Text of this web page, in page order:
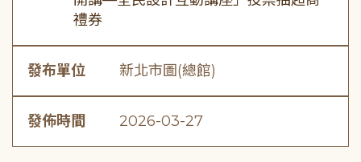
禮券
發布單位 新北市圖(總館)
發佈時間 2026-03-27